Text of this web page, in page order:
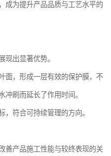
成为提升产品品质与工艺水平的
现出显著优势。
面，形成一层有效的保护膜，不
冲刷而延长了作用时间。
，符合可持续管理的方向。
善产品施工性能与较终表现的关